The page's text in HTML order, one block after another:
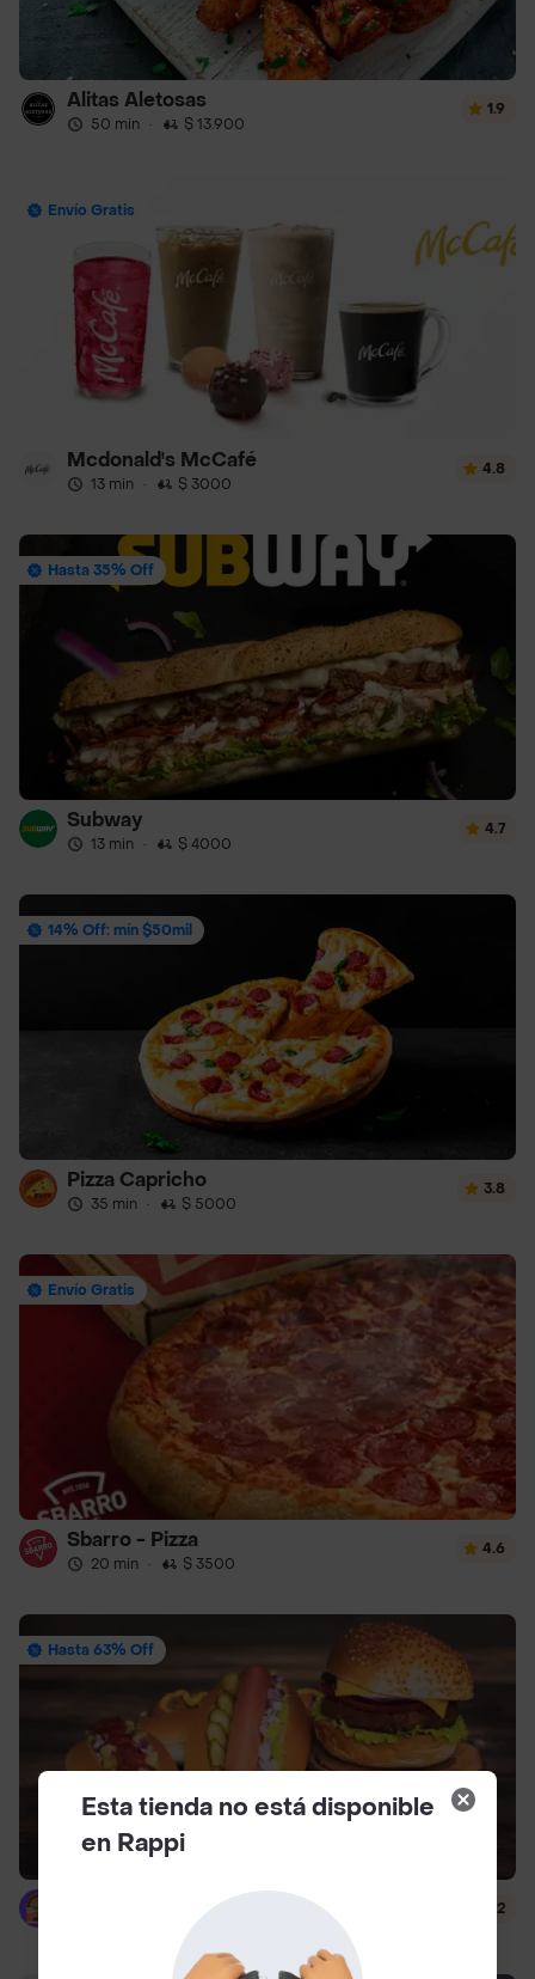
Alitas Aletosas
50 min · $ 13.900
1.9
Envío Gratis
Mcdonald's McCafé
13 min · $ 3000
4.8
Hasta 35% Off
Subway
13 min · $ 4000
4.7
14% Off: mín $50mil
Pizza Capricho
35 min · $ 5000
3.8
Envío Gratis
Sbarro - Pizza
20 min · $ 3500
4.6
Hasta 63% Off
Burger Dogss Cra. 107
$ 13.900
2.2
Esta tienda no está disponible
en Rappi